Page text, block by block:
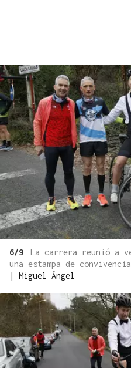
6/9
La carrera reunió a
una estampa de
| Miguel Ángel